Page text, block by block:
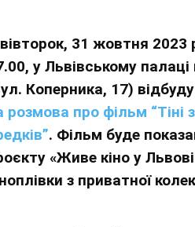
31 жовтня 2023
у Львівському
Коперника, 17)
розмова про фільм “Тіні
. Фільм буде
«Живе кіно у
з приватної